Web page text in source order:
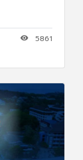
5861